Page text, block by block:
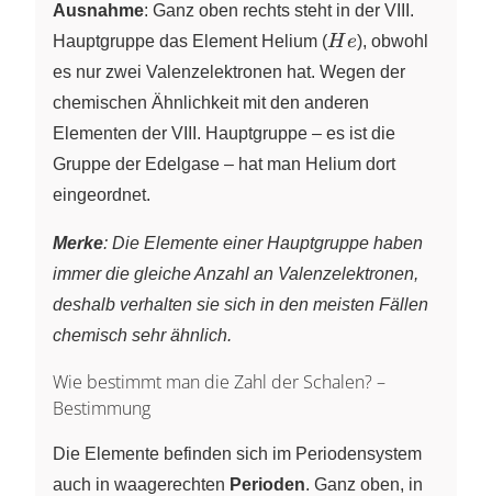
Ausnahme: Ganz oben rechts steht in der VIII.
Hauptgruppe das Element Helium (He
He), obwohl
es nur zwei Valenzelektronen hat. Wegen der
chemischen Ähnlichkeit mit den anderen
Elementen der VIII. Hauptgruppe – es ist die
Gruppe der Edelgase – hat man Helium dort
eingeordnet.
Merke: Die Elemente einer Hauptgruppe haben
immer die gleiche Anzahl an Valenzelektronen,
deshalb verhalten sie sich in den meisten Fällen
chemisch sehr ähnlich.
Wie bestimmt man die Zahl der Schalen? –
Bestimmung
Die Elemente befinden sich im Periodensystem
auch in waagerechten Perioden. Ganz oben, in